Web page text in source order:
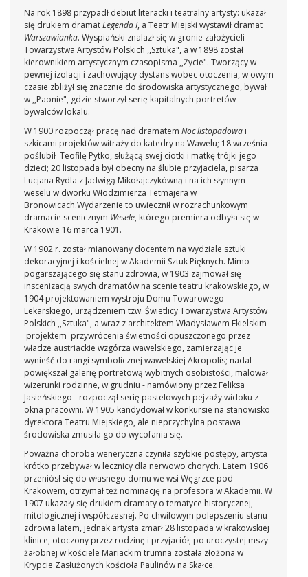
Na rok 1898 przypadł debiut literacki i teatralny artysty: ukazał
się drukiem dramatLegenda I, a Teatr Miejski wystawił dramat
Warszawianka. Wyspiański znalazł się w gronie założycieli
Towarzystwa Artystów Polskich ,,Sztuka", a w 1898 został
kierownikiem artystycznym czasopisma ,,Życie". Tworzący w
pewnej izolacji i zachowujący dystans wobec otoczenia, w owym
czasie zbliżył się znacznie do środowiska artystycznego, bywał
w ,,Paonie", gdzie stworzył serię kapitalnych portretów
bywalców lokalu.
W 1900 rozpoczął pracę nad dramatem Noc listopadowa i
szkicami projektów witraży do katedry na Wawelu; 18 września
poślubił Teofilę Pytko, służącą swej ciotki i matkę trójki jego
dzieci; 20 listopada był obecny na ślubie przyjaciela, pisarza
Lucjana Rydla z Jadwigą Mikołajczykówną i na ich słynnym
weselu w dworku Włodzimierza Tetmajera w
Bronowicach.Wydarzenie to uwiecznił w rozrachunkowym
dramacie scenicznym Wesele, którego premiera odbyła się w
Krakowie 16 marca 1901.
W 1902 r. został mianowany docentem na wydziale sztuki
dekoracyjnej i kościelnej w Akademii Sztuk Pięknych. Mimo
pogarszającego się stanu zdrowia, w 1903 zajmował się
inscenizacją swych dramatów na scenie teatru krakowskiego, w
1904 projektowaniem wystroju Domu Towarowego
Lekarskiego, urządzeniem tzw. Świetlicy Towarzystwa Artystów
Polskich ,,Sztuka", a wraz z architektem Władysławem Ekielskim
projektem przywrócenia świetności opuszczonego przez
władze austriackie wzgórza wawelskiego, zamierzając je
wynieść do rangi symbolicznej wawelskiej Akropolis; nadal
powiększał galerię portretową wybitnych osobistości, malował
wizerunki rodzinne, w grudniu - namówiony przez Feliksa
Jasieńskiego - rozpoczął serię pastelowych pejzaży widoku z
okna pracowni. W 1905 kandydował w konkursie na stanowisko
dyrektora Teatru Miejskiego, ale nieprzychylna postawa
środowiska zmusiła go do wycofania się.
Poważna choroba weneryczna czyniła szybkie postępy, artysta
krótko przebywał w lecznicy dla nerwowo chorych. Latem 1906
przeniósł się do własnego domu we wsi Węgrzce pod
Krakowem, otrzymał też nominację na profesora w Akademii. W
1907 ukazały się drukiem dramaty o tematyce historycznej,
mitologicznej i współczesnej. Po chwilowym polepszeniu stanu
zdrowia latem, jednak artysta zmarł 28 listopada w krakowskiej
klinice, otoczony przez rodzinę i przyjaciół; po uroczystej mszy
żałobnej w kościele Mariackim trumna została złożona w
Krypcie Zasłużonych kościoła Paulinów na Skałce.